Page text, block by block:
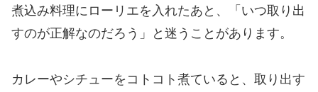
煮込み料理にローリエを入れたあと、「いつ取り出
すのが正解なのだろう」と迷うことがあります。
カレーやシチューをコトコト煮ていると、取り出す